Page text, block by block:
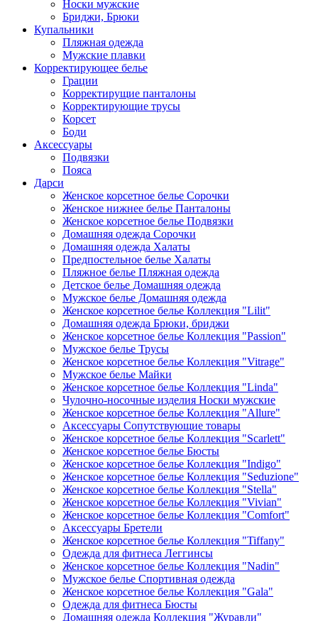
Носки мужские
Бриджи, Брюки
Купальники
Пляжная одежда
Мужские плавки
Корректирующее белье
Грации
Корректирущие панталоны
Корректирующие трусы
Корсет
Боди
Аксессуары
Подвязки
Пояса
Дарси
Женское корсетное белье Сорочки
Женское нижнее белье Панталоны
Женское корсетное белье Подвязки
Домашняя одежда Сорочки
Домашняя одежда Халаты
Предпостельное белье Халаты
Пляжное белье Пляжная одежда
Детское белье Домашняя одежда
Мужское белье Домашняя одежда
Женское корсетное белье Коллекция "Lilit"
Домашняя одежда Брюки, бриджи
Женское корсетное белье Коллекция "Passion"
Мужское белье Трусы
Женское корсетное белье Коллекция "Vitrage"
Мужское белье Майки
Женское корсетное белье Коллекция "Linda"
Чулочно-носочные изделия Носки мужские
Женское корсетное белье Коллекция "Allure"
Аксессуары Сопутствующие товары
Женское корсетное белье Коллекция "Scarlett"
Женское корсетное белье Бюсты
Женское корсетное белье Коллекция "Indigo"
Женское корсетное белье Коллекция "Seduzione"
Женское корсетное белье Коллекция "Stella"
Женское корсетное белье Коллекция "Vivian"
Женское корсетное белье Коллекция "Comfort"
Аксессуары Бретели
Женское корсетное белье Коллекция "Tiffany"
Одежда для фитнеса Леггинсы
Женское корсетное белье Коллекция "Nadin"
Мужское белье Спортивная одежда
Женское корсетное белье Коллекция "Gala"
Одежда для фитнеса Бюсты
Домашняя одежда Коллекция "Журавли"